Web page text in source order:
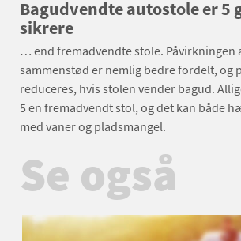
Bagudvendte autostole er 5
sikrere
… end fremadvendte stole. Påvirkningen
sammenstød er nemlig bedre fordelt, og
reduceres, hvis stolen vender bagud.
5 en fremadvendt stol, og det kan både
med vaner og pladsmangel.
Se også